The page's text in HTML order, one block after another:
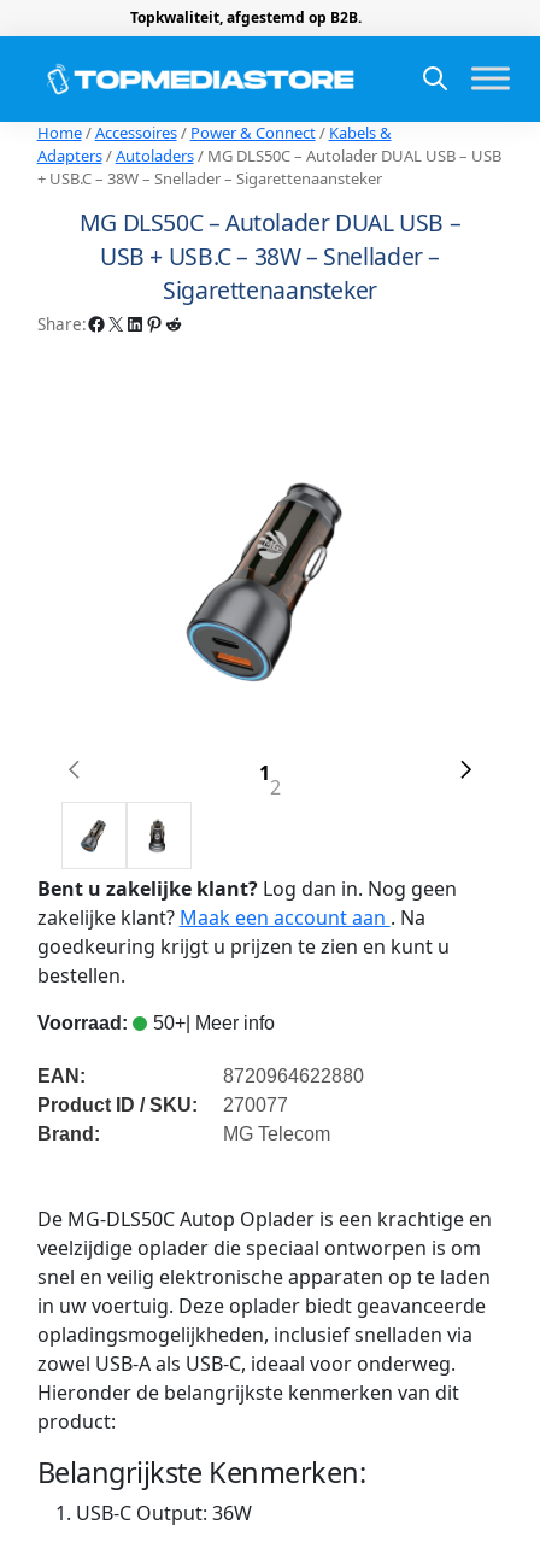
Topkwaliteit, afgestemd op B2B.
Home/Accessoires/ Power & Connect/ Kabels &
Adapters/Autoladers/ MG DLS50C – Autolader DUAL USB – USB
+ USB.C – 38W – Snellader – Sigarettenaansteker
MG DLS50C – Autolader DUAL USB –
USB + USB.C – 38W – Snellader –
Sigarettenaansteker
Share:Facebook X LinkedIn Pinterest Reddit
1
2
Bent u zakelijke klant?Log dan in. Nog geen
zakelijke klant? Maak een account aan . Na
goedkeuring krijgt u prijzen te zien en kunt u
bestellen.
Voorraad: 50+| Meer info
EAN:
8720964622880
Product ID / SKU:
270077
Brand:
MG Telecom
De MG-DLS50C Autop Oplader is een krachtige en
veelzijdige oplader die speciaal ontworpen is om
snel en veilig elektronische apparaten op te laden
in uw voertuig. Deze oplader biedt geavanceerde
opladingsmogelijkheden, inclusief snelladen via
zowel USB-A als USB-C, ideaal voor onderweg.
Hieronder de belangrijkste kenmerken van dit
product:
Belangrijkste Kenmerken:
USB-C Output: 36W